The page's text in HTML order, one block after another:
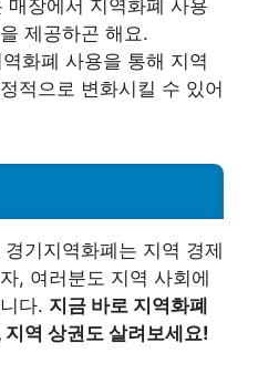
매장에서 지역화폐 사용
제공하곤 해요.
화폐 사용을 통해 지역
적으로 변화시킬 수 있어
기지역화폐는 지역 경제
, 여러분도 지역 사회에
다. 지금 바로 지역화폐
역 상권도 살려보세요!